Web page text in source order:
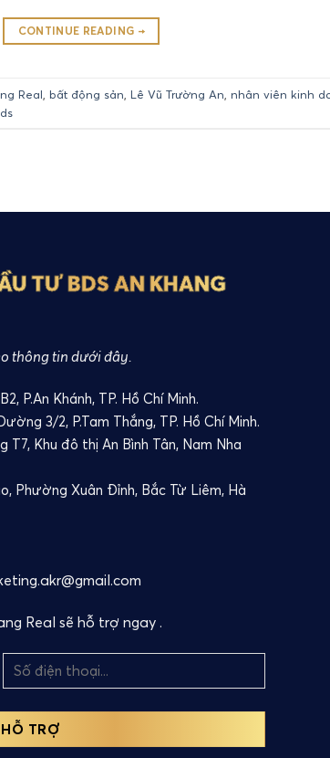
CONTINUE READING →
Real bất động sản Lê Vũ Trường An nhân viên kinh
TƯ BDS AN KHANG
thông tin dưới đây.
P.An Khánh, TP. Hồ Chí Minh.
3/2, P.Tam Thắng, TP. Hồ Chí Minh.
T7, Khu đô thị An Bình Tân, Nam Nha
Phường Xuân Đỉnh, Bắc Từ Liêm, Hà
Real sẽ hỗ trợ ngay .